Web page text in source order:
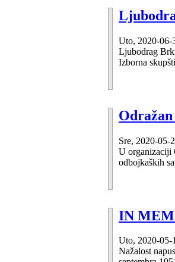
Uto, 2020-06-
Ljubodrag
Izborna
Sre, 2020-05-
U organizaciji
odbojkaških
IN
Uto, 2020-05-
Nažalost